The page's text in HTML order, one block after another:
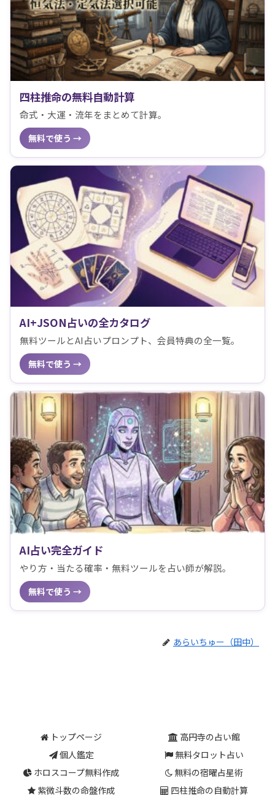
四柱推命の無料自動計算
命式・大運・流年をまとめて計算。
無料で使う →
AI+JSON占いの全カタログ
無料ツールとAI占いプロンプト、会員特典の全一覧。
無料で使う →
AI占い完全ガイド
やり方・当たる確率・無料ツールを占い師が解説。
無料で使う →
あらいちゅー（田中）
トップページ
高円寺の占い館
個人鑑定
無料タロット占い
ホロスコープ無料作成
無料の宿曜占星術
紫微斗数の命盤作成
四柱推命の自動計算